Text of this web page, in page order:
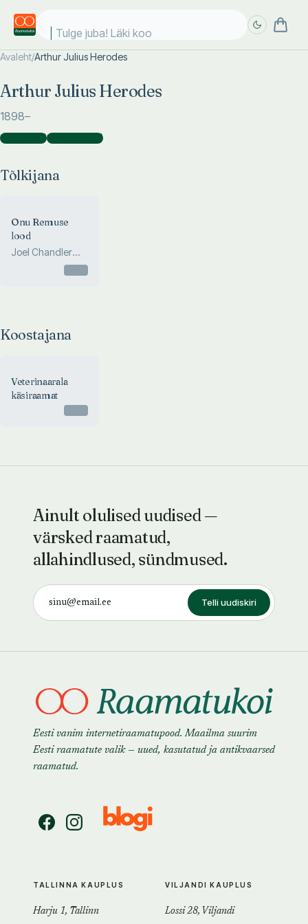
Tulge juba! Läki kool
Avaleht/Arthur Julius Herodes
Arthur Julius Herodes
1898–
Tõlkijana )Koostajana )
Tõlkijana
Onu Remuse
lood
Joel Chandler
Koostajana
Veterinaarala
käsiraamat
Ainult olulised uudised —
värsked raamatud,
allahindlused, sündmused.
Telli uudiskiri
Eesti vanim internetiraamatupood. Maailma suurim
Eesti raamatute valik — uued, kasutatud ja antikvaarsed
raamatud.
TALLINNA KAUPLUS
Harju 1, Tallinn
VILJANDI KAUPLUS
Lossi 28, Viljandi